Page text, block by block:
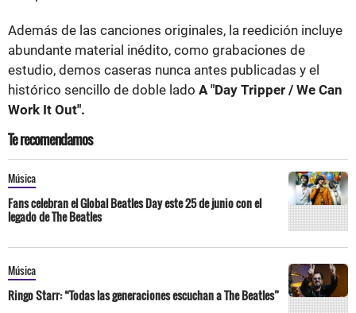
Además de las canciones originales, la reedición incluye
abundante material inédito, como grabaciones de
estudio, demos caseras nunca antes publicadas y el
histórico sencillo de doble lado A "Day Tripper / We Can
Work It Out".
Te recomendamos
Música
Fans celebran el Global Beatles Day este 25 de junio con el
legado de The Beatles
Música
Ringo Starr: “Todas las generaciones escuchan a The Beatles”